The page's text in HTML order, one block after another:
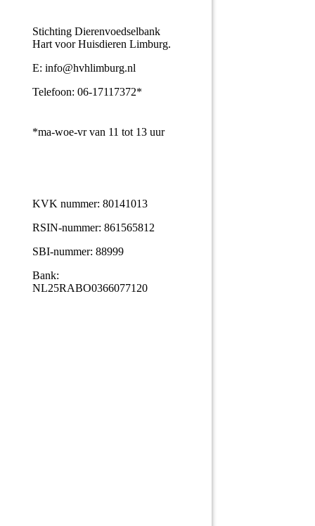
Stichting Dierenvoedselbank
Hart voor Huisdieren Limburg.
E: info@hvhlimburg.nl
Telefoon: 06-17117372*
*ma-woe-vr van 11 tot 13 uur
KVK nummer: 80141013
RSIN-nummer: 861565812
SBI-nummer: 88999
Bank:
NL25RABO0366077120